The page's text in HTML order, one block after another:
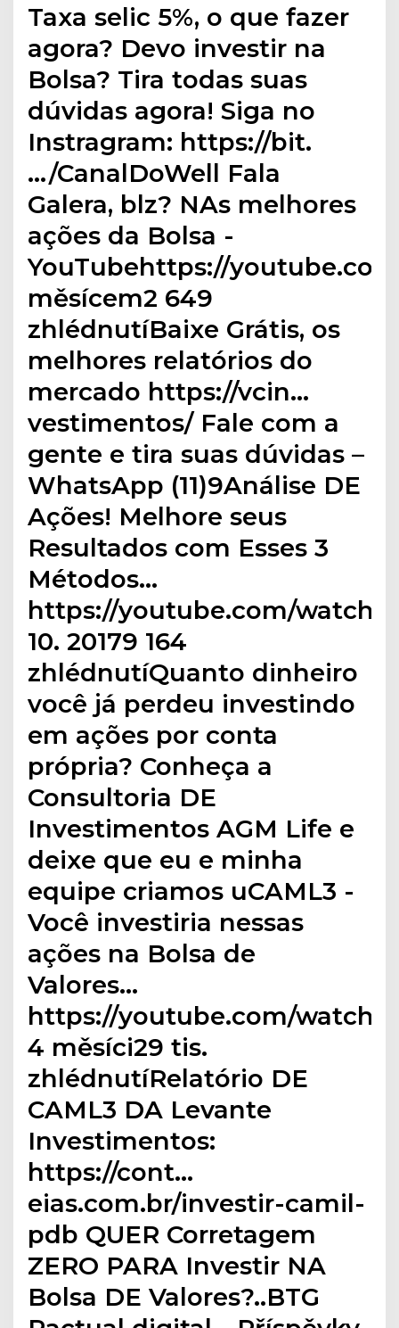
Taxa selic 5%, o que fazer
agora? Devo investir na
Bolsa? Tira todas suas
dúvidas agora! Siga no
Instragram: https://bit.
…/CanalDoWell Fala
Galera, blz? NAs melhores
ações da Bolsa -
YouTubehttps://
měsícem2 649
zhlédnutíBaixe Grátis, os
melhores relatórios do
mercado https://vcin…
vestimentos/ Fale com a
gente e tira suas dúvidas –
WhatsApp (11)9Análise DE
Ações! Melhore seus
Resultados com Esses 3
Métodos…
https://youtube.com/watch4.
10. 20179 164
zhlédnutíQuanto dinheiro
você já perdeu investindo
em ações por conta
própria? Conheça a
Consultoria DE
Investimentos AGM Life e
deixe que eu e minha
equipe criamos uCAML3 -
Você investiria nessas
ações na Bolsa de
Valores…
https://youtube.com/
4 měsíci29 tis.
zhlédnutíRelatório DE
CAML3 DA Levante
Investimentos:
https://cont…
eias.com.br/investir-camil-
pdb QUER Corretagem
ZERO PARA Investir NA
Bolsa DE Valores?..BTG